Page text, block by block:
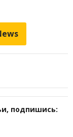
подпишись: